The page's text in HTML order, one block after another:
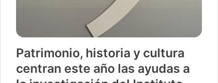
Patrimonio, historia y cultura
centran este año las ayudas a